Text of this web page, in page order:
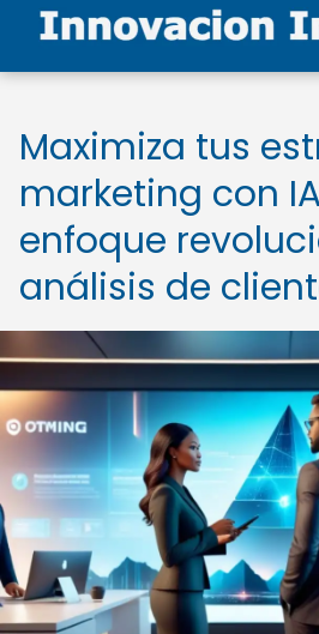
Maximiza tus
marketing con
enfoque
análisis de